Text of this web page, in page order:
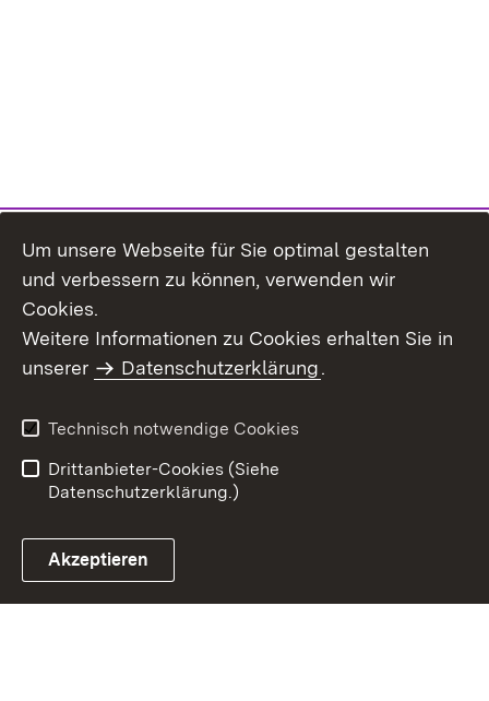
Benutzungshinweise
Erklärung zur
Um unsere Webseite für Sie optimal gestalten
und verbessern zu können, verwenden wir
Cookies.
Weitere Informationen zu Cookies erhalten Sie in
unserer
Datenschutzerklärung.
Technisch notwendige Cookies
Drittanbieter-Cookies (Siehe
Datenschutzerklärung.)
Akzeptieren